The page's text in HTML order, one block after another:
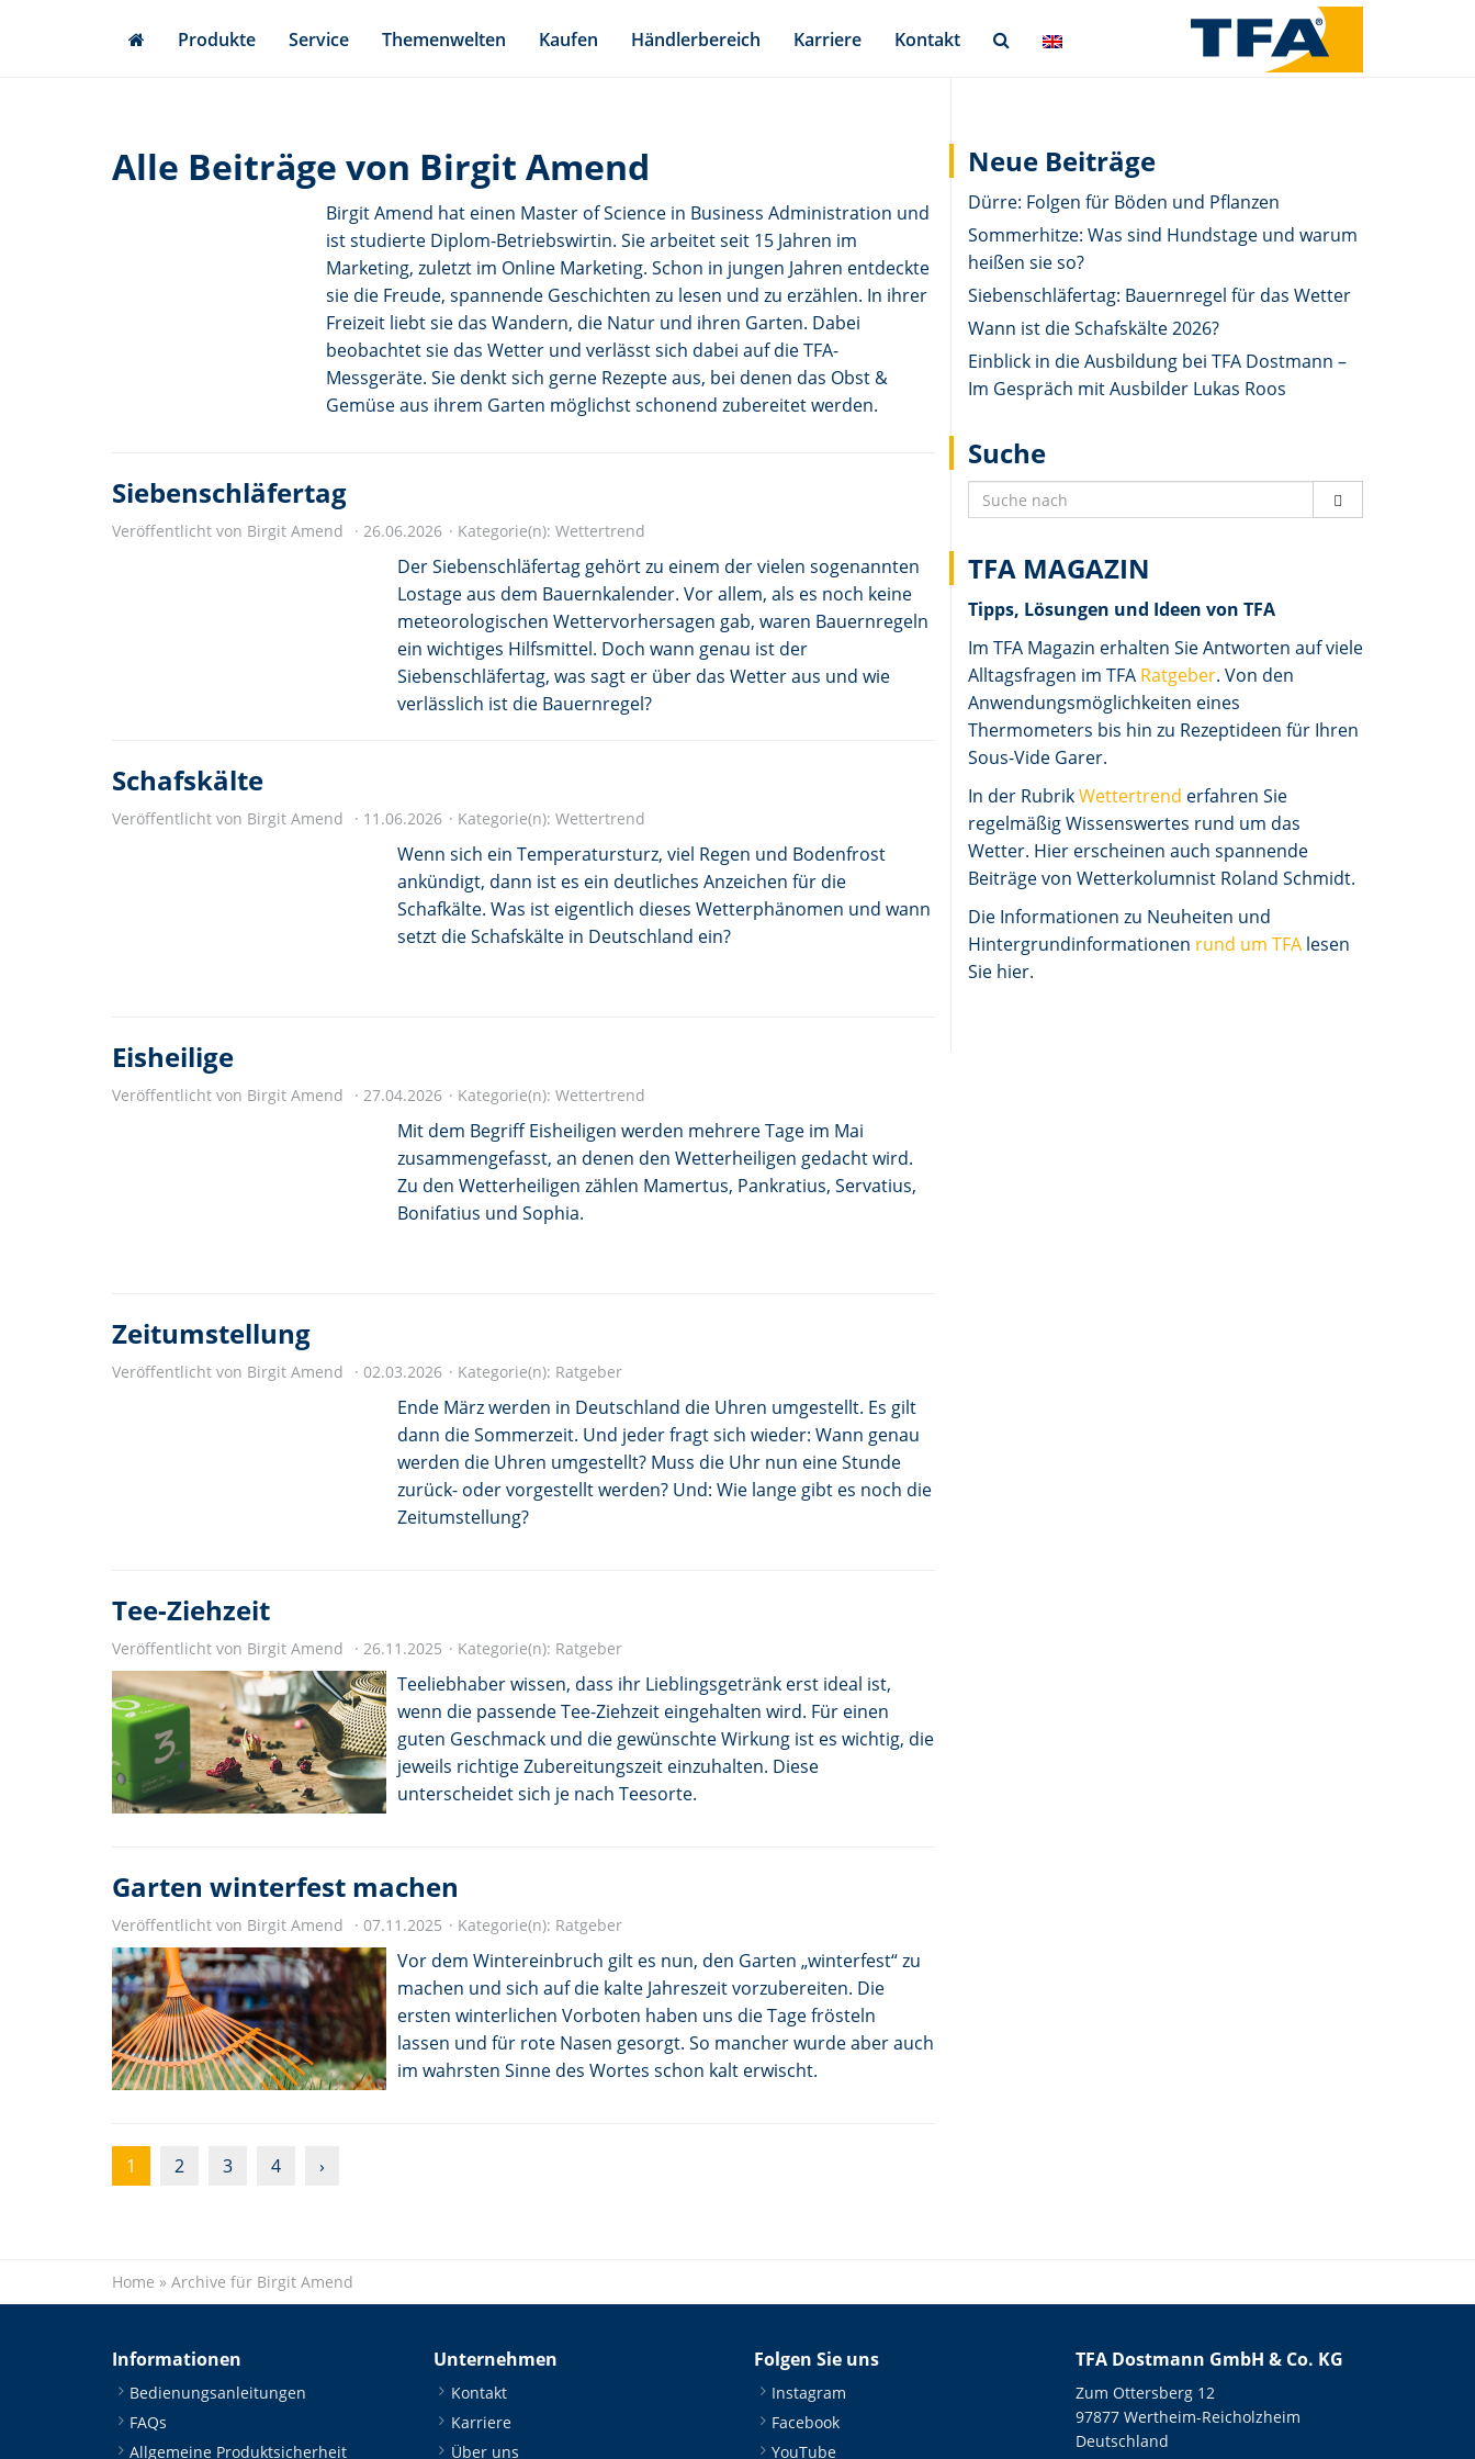
Produkte Service Themenwelten Kaufen Händlerbereich Karriere Kontakt
Alle Beiträge von Birgit Amend
Birgit Amend hat einen Master of Science in Business Administration und
ist studierte Diplom-Betriebswirtin. Sie arbeitet seit 15 Jahren im
Marketing, zuletzt im Online Marketing. Schon in jungen Jahren entdeckte
sie die Freude, spannende Geschichten zu lesen und zu erzählen. In ihrer
Freizeit liebt sie das Wandern, die Natur und ihren Garten. Dabei
beobachtet sie das Wetter und verlässt sich dabei auf die TFA-
Messgeräte. Sie denkt sich gerne Rezepte aus, bei denen das Obst &
Gemüse aus ihrem Garten möglichst schonend zubereitet werden.
Siebenschläfertag
Veröffentlicht von Birgit Amend 26.06.2026 Kategorie(n): Wettertrend
Der Siebenschläfertag gehört zu einem der vielen sogenannten
Lostage aus dem Bauernkalender. Vor allem, als es noch keine
meteorologischen Wettervorhersagen gab, waren Bauernregeln
ein wichtiges Hilfsmittel. Doch wann genau ist der
Siebenschläfertag, was sagt er über das Wetter aus und wie
verlässlich ist die Bauernregel?
Schafskälte
Veröffentlicht von Birgit Amend 11.06.2026 Kategorie(n): Wettertrend
Wenn sich ein Temperatursturz, viel Regen und Bodenfrost
ankündigt, dann ist es ein deutliches Anzeichen für die
Schafkälte. Was ist eigentlich dieses Wetterphänomen und wann
setzt die Schafskälte in Deutschland ein?
Eisheilige
Veröffentlicht von Birgit Amend 27.04.2026 Kategorie(n): Wettertrend
Mit dem Begriff Eisheiligen werden mehrere Tage im Mai
zusammengefasst, an denen den Wetterheiligen gedacht wird.
Zu den Wetterheiligen zählen Mamertus, Pankratius, Servatius,
Bonifatius und Sophia.
Zeitumstellung
Veröffentlicht von Birgit Amend 02.03.2026 Kategorie(n): Ratgeber
Ende März werden in Deutschland die Uhren umgestellt. Es gilt
dann die Sommerzeit. Und jeder fragt sich wieder: Wann genau
werden die Uhren umgestellt? Muss die Uhr nun eine Stunde
zurück- oder vorgestellt werden? Und: Wie lange gibt es noch die
Zeitumstellung?
Tee-Ziehzeit
Veröffentlicht von Birgit Amend 26.11.2025 Kategorie(n): Ratgeber
Teeliebhaber wissen, dass ihr Lieblingsgetränk erst ideal ist,
wenn die passende Tee-Ziehzeit eingehalten wird. Für einen
guten Geschmack und die gewünschte Wirkung ist es wichtig, die
jeweils richtige Zubereitungszeit einzuhalten. Diese
unterscheidet sich je nach Teesorte.
Garten winterfest machen
Veröffentlicht von Birgit Amend 07.11.2025 Kategorie(n): Ratgeber
Vor dem Wintereinbruch gilt es nun, den Garten „winterfest“ zu
machen und sich auf die kalte Jahreszeit vorzubereiten. Die
ersten winterlichen Vorboten haben uns die Tage frösteln
lassen und für rote Nasen gesorgt. So mancher wurde aber auch
im wahrsten Sinne des Wortes schon kalt erwischt.
1 2 3 4 ›
Neue Beiträge
Dürre: Folgen für Böden und Pflanzen
Sommerhitze: Was sind Hundstage und warum
heißen sie so?
Siebenschläfertag: Bauernregel für das Wetter
Wann ist die Schafskälte 2026?
Einblick in die Ausbildung bei TFA Dostmann –
Im Gespräch mit Ausbilder Lukas Roos
Suche
TFA MAGAZIN
Tipps, Lösungen und Ideen von TFA
Im TFA Magazin erhalten Sie Antworten auf viele
Alltagsfragen im TFA Ratgeber. Von den
Anwendungsmöglichkeiten eines
Thermometers bis hin zu Rezeptideen für Ihren
Sous-Vide Garer.
In der RubrikWettertrend erfahren Sie
regelmäßig Wissenswertes rund um das
Wetter. Hier erscheinen auch spannende
Beiträge von Wetterkolumnist Roland Schmidt.
Die Informationen zu Neuheiten und
Hintergrundinformationen rund um TFA lesen
Sie hier.
Home » Archive für Birgit Amend
Informationen
Bedienungsanleitungen
FAQs
Allgemeine Produktsicherheit
Unternehmen
Kontakt
Karriere
Über uns
Folgen Sie uns
Instagram
Facebook
YouTube
TFA Dostmann GmbH & Co. KG
Zum Ottersberg 12
97877 Wertheim-Reicholzheim
Deutschland